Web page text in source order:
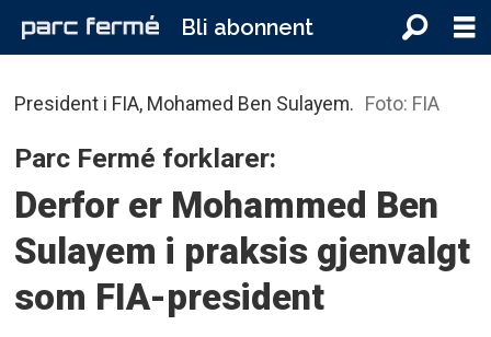
Bli abonnent
President i FIA, Mohamed Ben Sulayem. Foto: FIA
Parc Fermé forklarer:
Derfor er Mohammed Ben
Sulayem i praksis gjenvalgt
som FIA-president